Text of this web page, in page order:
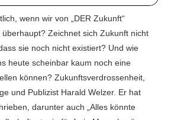
wenn wir von „DER Zukunft“
Zeichnet sich Zukunft nicht
sie noch nicht existiert? Und wie
heute scheinbar kaum noch eine
können? Zukunftsverdrossenheit,
und Publizist Harald Welzer. Er hat
darunter auch „Alles könnte